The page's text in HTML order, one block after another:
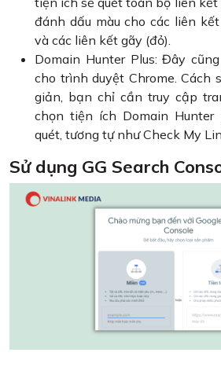
đánh dấu màu cho các liên
và các liên kết gãy (đỏ).
Domain Hunter Plus: Đây
cho trình duyệt Chrome. Cách
giản, bạn chỉ cần truy cập
chọn tiện ích Domain
quét, tương tự như Check My
Sử dụng GG Search